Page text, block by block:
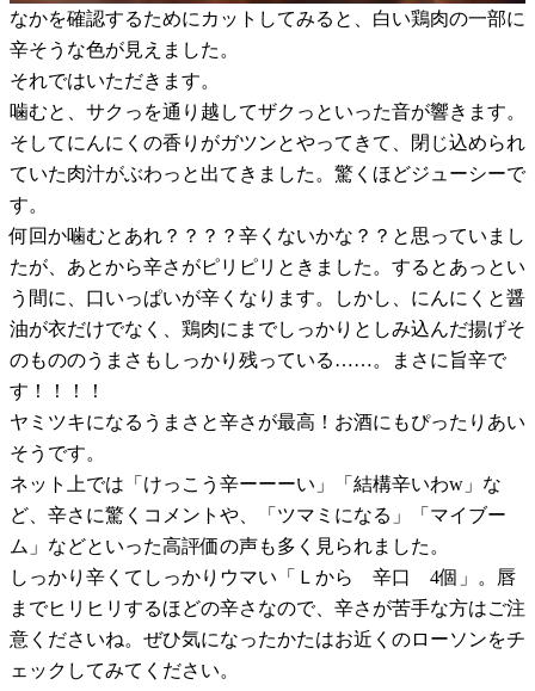
なかを確認するためにカットしてみると、白い鶏肉の一部に
辛そうな色が見えました。
それではいただきます。
噛むと、サクっを通り越してザクっといった音が響きます。
そしてにんにくの香りがガツンとやってきて、閉じ込められ
ていた肉汁がぶわっと出てきました。驚くほどジューシーで
す。
何回か噛むとあれ？？？？辛くないかな？？と思っていまし
たが、あとから辛さがピリピリときました。するとあっとい
う間に、口いっぱいが辛くなります。しかし、にんにくと醤
油が衣だけでなく、鶏肉にまでしっかりとしみ込んだ揚げそ
のもののうまさもしっかり残っている……。まさに旨辛で
す！！！！
ヤミツキになるうまさと辛さが最高！お酒にもぴったりあい
そうです。
ネット上では「けっこう辛ーーーい」「結構辛いわw」な
ど、辛さに驚くコメントや、「ツマミになる」「マイブー
ム」などといった高評価の声も多く見られました。
しっかり辛くてしっかりウマい「Ｌから 辛口 4個」。唇
までヒリヒリするほどの辛さなので、辛さが苦手な方はご注
意くださいね。ぜひ気になったかたはお近くのローソンをチ
ェックしてみてください。